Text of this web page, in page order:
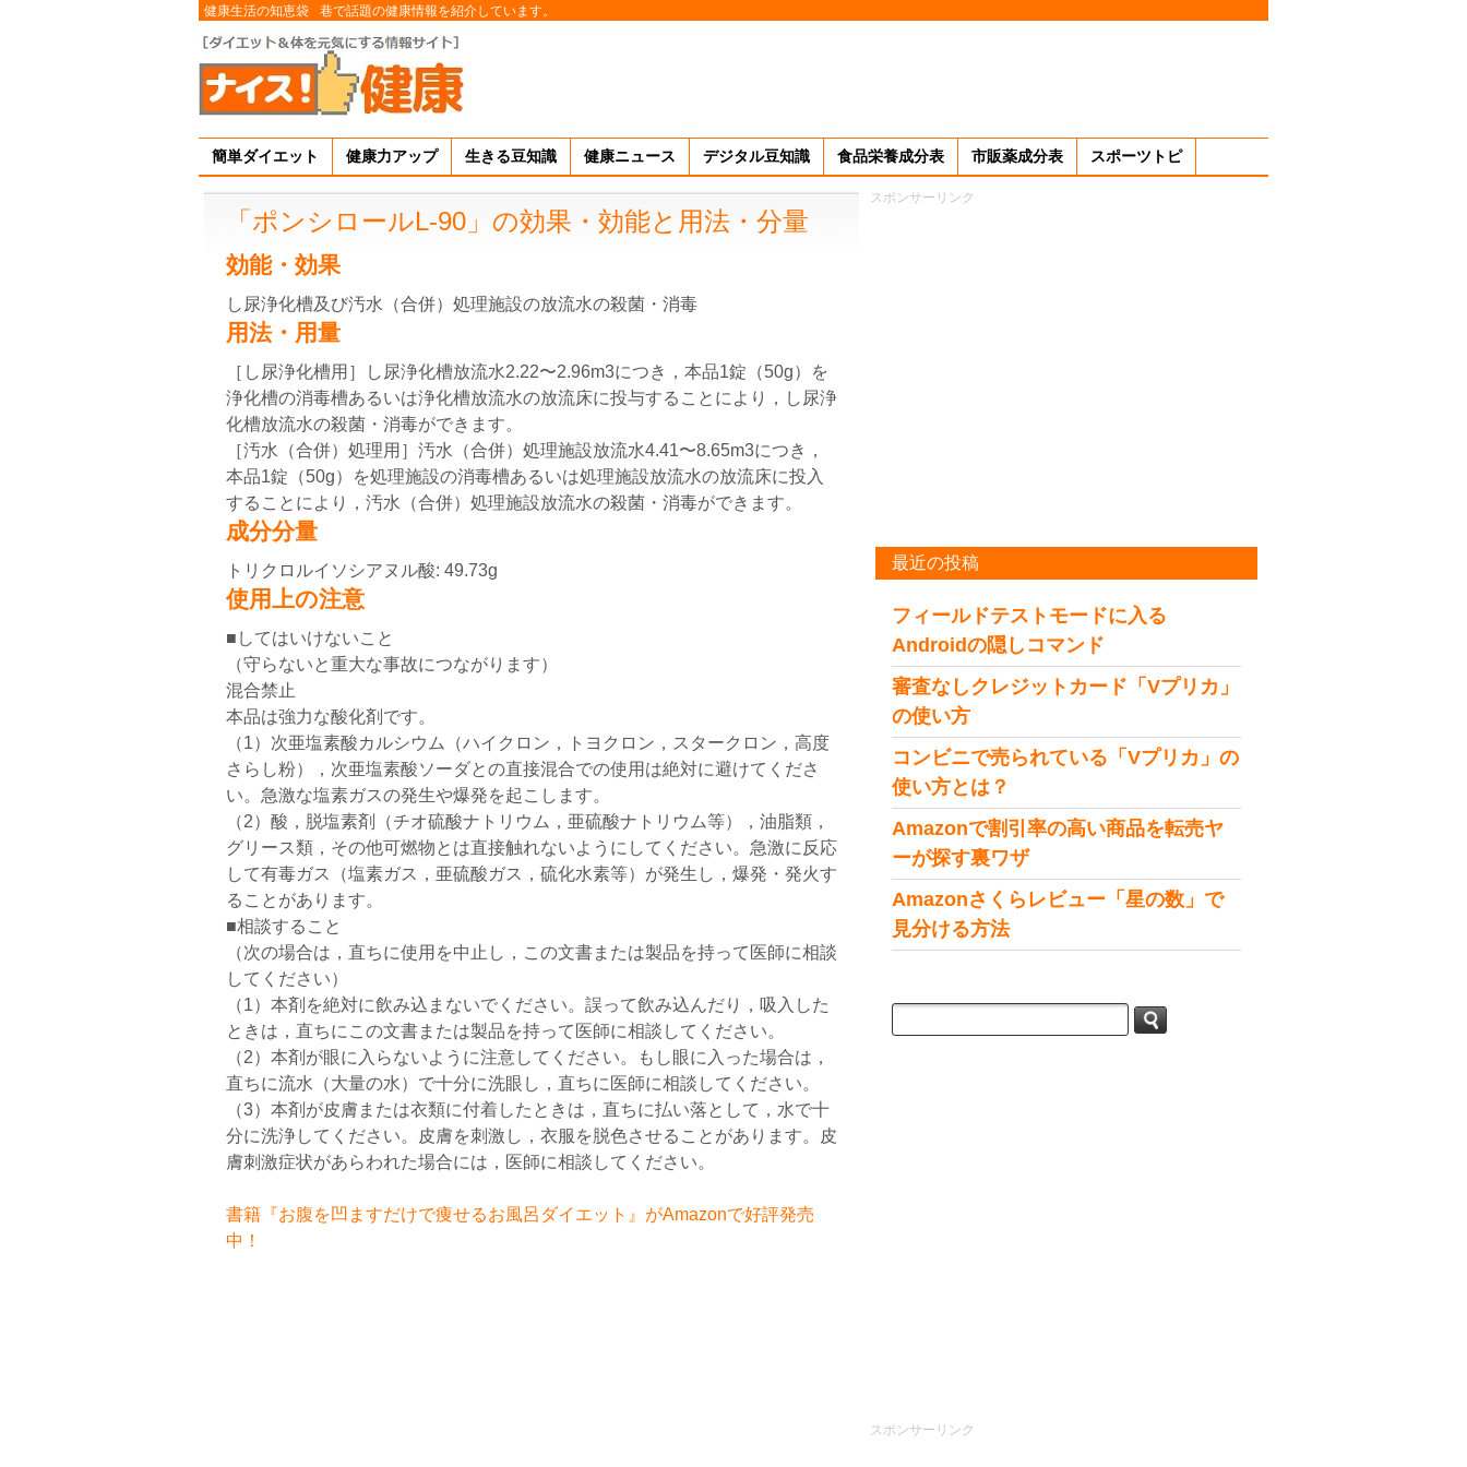
健康生活の知恵袋 巷で話題の健康情報を紹介しています。
簡単ダイエット 健康力アップ 生きる豆知識 健康ニュース デジタル豆知識 食品栄養成分表 市販薬成分表 スポーツトピ
「ポンシロールL-90」の効果・効能と用法・分量
効能・効果
し尿浄化槽及び汚水（合併）処理施設の放流水の殺菌・消毒
用法・用量
［し尿浄化槽用］し尿浄化槽放流水2.22〜2.96m3につき，本品1錠（50g）を
浄化槽の消毒槽あるいは浄化槽放流水の放流床に投与することにより，し尿浄
化槽放流水の殺菌・消毒ができます。
［汚水（合併）処理用］汚水（合併）処理施設放流水4.41〜8.65m3につき，
本品1錠（50g）を処理施設の消毒槽あるいは処理施設放流水の放流床に投入
することにより，汚水（合併）処理施設放流水の殺菌・消毒ができます。
成分分量
トリクロルイソシアヌル酸: 49.73g
使用上の注意
■してはいけないこと
（守らないと重大な事故につながります）
混合禁止
本品は強力な酸化剤です。
（1）次亜塩素酸カルシウム（ハイクロン，トヨクロン，スタークロン，高度
さらし粉），次亜塩素酸ソーダとの直接混合での使用は絶対に避けてくださ
い。急激な塩素ガスの発生や爆発を起こします。
（2）酸，脱塩素剤（チオ硫酸ナトリウム，亜硫酸ナトリウム等），油脂類，
グリース類，その他可燃物とは直接触れないようにしてください。急激に反応
して有毒ガス（塩素ガス，亜硫酸ガス，硫化水素等）が発生し，爆発・発火す
ることがあります。
■相談すること
（次の場合は，直ちに使用を中止し，この文書または製品を持って医師に相談
してください）
（1）本剤を絶対に飲み込まないでください。誤って飲み込んだり，吸入した
ときは，直ちにこの文書または製品を持って医師に相談してください。
（2）本剤が眼に入らないように注意してください。もし眼に入った場合は，
直ちに流水（大量の水）で十分に洗眼し，直ちに医師に相談してください。
（3）本剤が皮膚または衣類に付着したときは，直ちに払い落として，水で十
分に洗浄してください。皮膚を刺激し，衣服を脱色させることがあります。皮
膚刺激症状があらわれた場合には，医師に相談してください。
書籍『お腹を凹ますだけで痩せるお風呂ダイエット』がAmazonで好評発売
中！
スポンサーリンク
最近の投稿
フィールドテストモードに入る
Androidの隠しコマンド
審査なしクレジットカード「Vプリカ」
の使い方
コンビニで売られている「Vプリカ」の
使い方とは？
Amazonで割引率の高い商品を転売ヤ
ーが探す裏ワザ
Amazonさくらレビュー「星の数」で
見分ける方法
スポンサーリンク